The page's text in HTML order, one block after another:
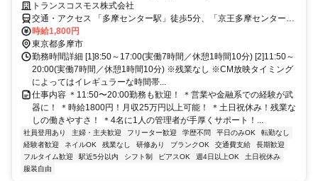
トランスコスモス株式会社
交通・アクセス 「多摩センター駅」徒歩5分、「京王多摩センター
駅」「小田急多摩センター駅」徒歩7分
時給1,800円
東京都多摩市
勤務時間詳細 [1]8:50～17:00(実働7時間／休憩1時間10分) [2]11:50～
20:00(実働7時間／休憩1時間10分) ※残業なし ※CM放映タイミング
によってはイレギュラーな時間帯...
仕事内容 ＊11:50〜20:00勤務も歓迎！ ＊営業や金融系での経験が武
器に！ ＊時給1800円！月収25万円以上可能！ ＊土日祝休み！残業な
しの働きやすさ！ ＊4名に1人の管理者が手厚くサポート！...
社員登用あり 主婦・主夫歓迎 フリーター歓迎 学歴不問 平日のみOK
転勤なし
経験者歓迎
ネイルOK 残業なし 研修あり ブランクOK 交通費支給
長期歓迎
フルタイム歓迎
駅近5分以内 シフト制 ピアスOK 週4日以上OK
土日祝休み
服装自由